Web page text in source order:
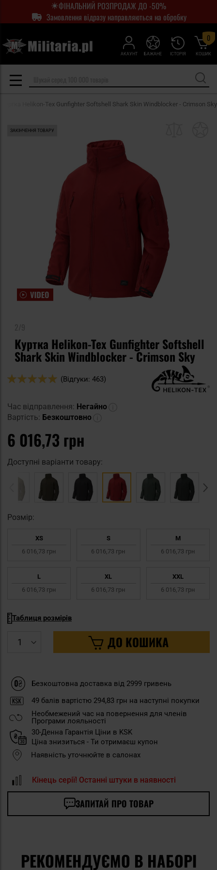
ФІНАЛЬНИЙ РОЗПРОДАЖ ДО -50%
Замовлення відразу направляються на обробку
АКАУНТ ІСТОРІЯ
БАЖАНЕ КОШИК
0
Куртка Helikon-Tex Gunfighter Softshell Shark Skin Windblocker - Crimson Sky
ЗАКІНЧЕННЯ ТОВАРУ
Куртка Helikon-Tex Gunfighter Softshell
Shark Skin Windblocker - Crimson Sky
Оцінка:
(Відгуки: 463)
Час відправлення: Негайно
Вартість: Безкоштовно
6 016,73 грн
Доступні варіанти товару:
Pозмір:
XS
6 016,73 грн
S
6 016,73 грн
M
6 016,73 грн
L
6 016,73 грн
XL
6 016,73 грн
XXL
6 016,73 грн
Таблиця розмірів
ДО КОШИКА
Безкоштовна доставка від 2999 гривень
49 балів вартістю 294,83 грн на наступні покупки
Необмежений час на повернення для членів
Програми лояльності
30-Денна Гарантія Ціни в KSK
Ціна знизиться - Ти отримаєш купон
Наявність уточнюйте в салонах
Кінець серії! Останні штуки в наявності
ЗАПИТАЙ ПРО ТОВАР
РЕКОМЕНДУЄМО В НАБОРІ